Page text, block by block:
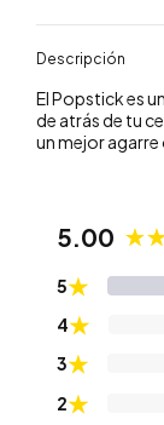
Descripción
El Popstick es
de atrás de tu
un mejor
5.00
5★
4★
3★
2★